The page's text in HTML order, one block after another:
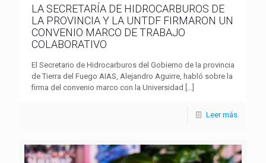
LA SECRETARÍA DE HIDROCARBUROS DE
LA PROVINCIA Y LA UNTDF FIRMARON UN
CONVENIO MARCO DE TRABAJO
COLABORATIVO
El Secretario de Hidrocarburos del Gobierno de la provincia
de Tierra del Fuego AIAS, Alejandro Aguirre, habló sobre la
firma del convenio marco con la Universidad […]
Leer más